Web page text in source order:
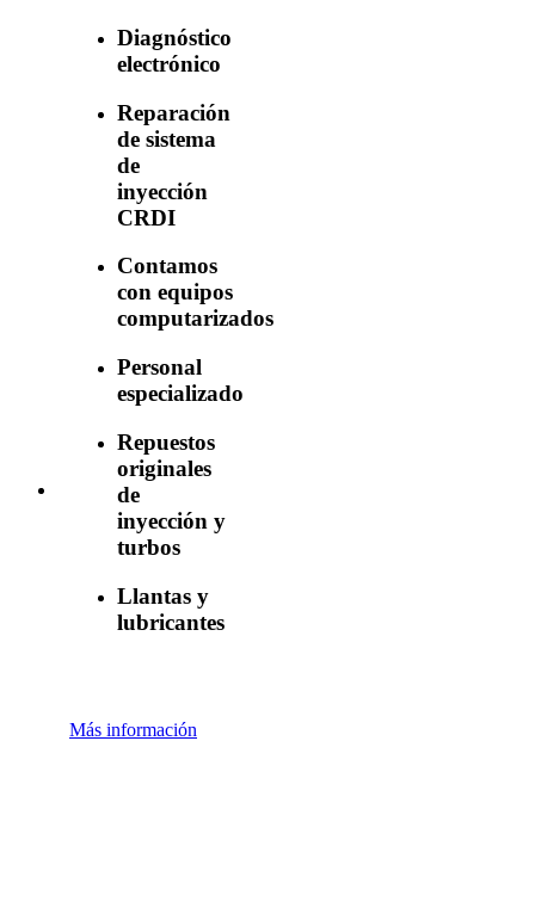
Diagnóstico
electrónico
Reparación
de sistema
de
inyección
CRDI
Contamos
con equipos
computarizados
Personal
especializado
Repuestos
originales
de
inyección y
turbos
Llantas y
lubricantes
Más información